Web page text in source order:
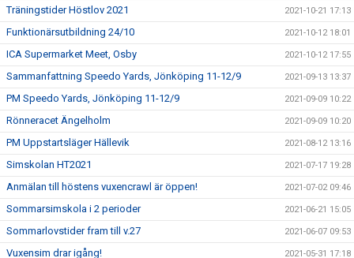
Träningstider Höstlov 2021 2021-10-21 17:13
Funktionärsutbildning 24/10 2021-10-12 18:01
ICA Supermarket Meet, Osby 2021-10-12 17:55
Sammanfattning Speedo Yards, Jönköping 11-12/9 2021-09-13 13:37
PM Speedo Yards, Jönköping 11-12/9 2021-09-09 10:22
Rönneracet Ängelholm 2021-09-09 10:20
PM Uppstartsläger Hällevik 2021-08-12 13:16
Simskolan HT2021 2021-07-17 19:28
Anmälan till höstens vuxencrawl är öppen! 2021-07-02 09:46
Sommarsimskola i 2 perioder 2021-06-21 15:05
Sommarlovstider fram till v.27 2021-06-07 09:53
Vuxensim drar igång! 2021-05-31 17:18